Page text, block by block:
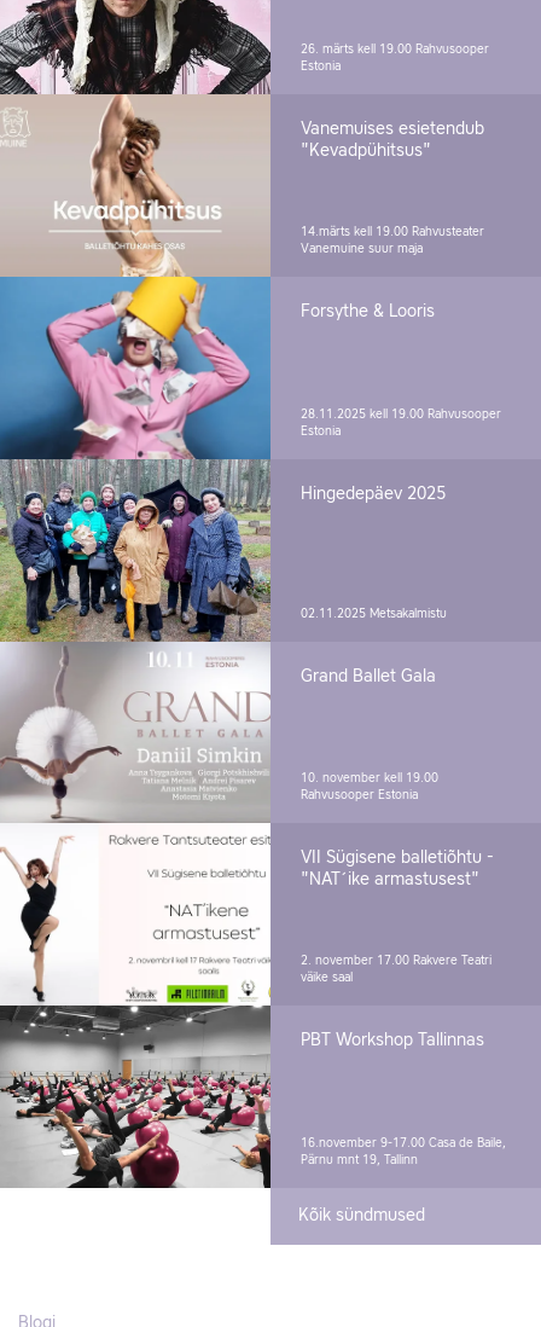
26. märts kell 19.00 Rahvusooper
Estonia
Vanemuises esietendub
"Kevadpühitsus"
14.märts kell 19.00 Rahvusteater
Vanemuine suur maja
Forsythe & Looris
28.11.2025 kell 19.00 Rahvusooper
Estonia
Hingedepäev 2025
02.11.2025 Metsakalmistu
Grand Ballet Gala
10. november kell 19.00
Rahvusooper Estonia
VII Sügisene balletiõhtu -
"NAT´ike armastusest"
2. november 17.00 Rakvere Teatri
väike saal
PBT Workshop Tallinnas
16.november 9-17.00 Casa de Baile,
Pärnu mnt 19, Tallinn
Kõik sündmused
Blogi